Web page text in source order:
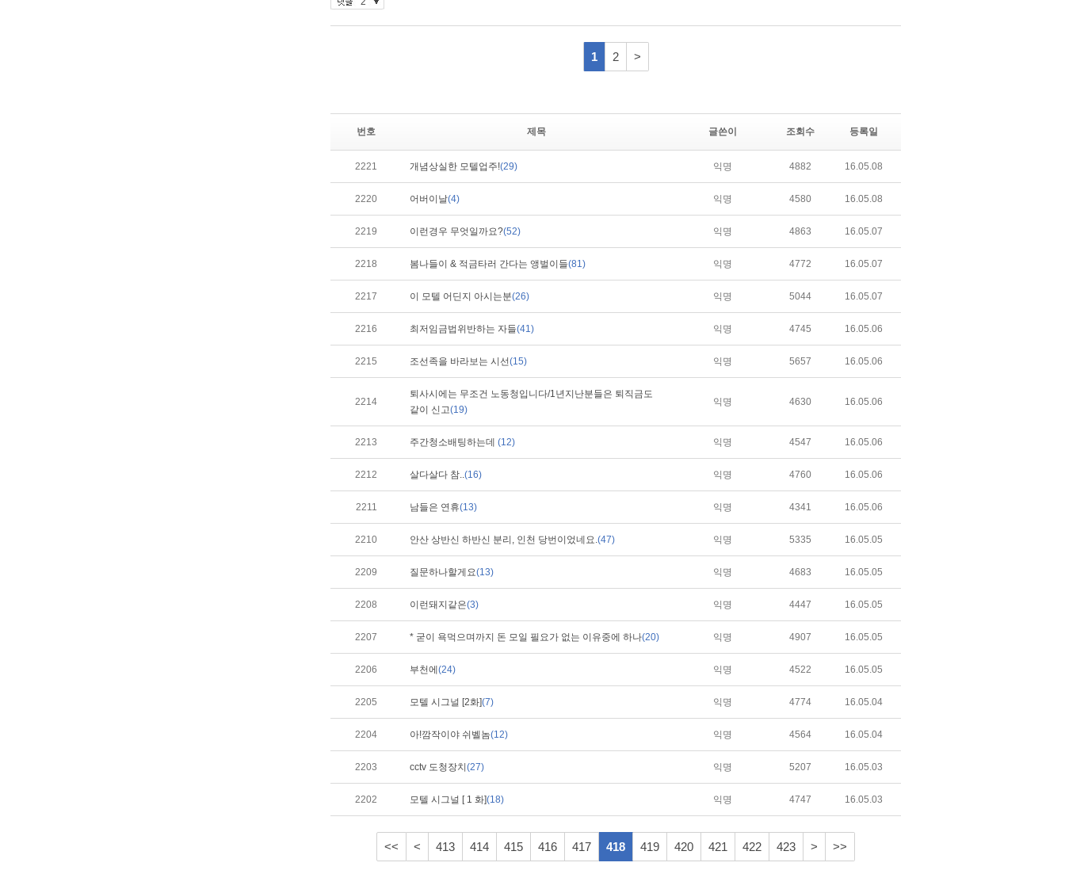
번호 제목 글쓴이 조회수 등록일
2221 개념상실한 모텔업주!(29) 익명 4882 16.05.08
2220 어버이날(4) 익명 4580 16.05.08
2219 이런경우 무엇일까요?(52) 익명 4863 16.05.07
2218 봄나들이 & 적금타러 간다는 앵벌이들(81) 익명 4772 16.05.07
2217 이 모텔 어딘지 아시는분(26) 익명 5044 16.05.07
2216 최저임금법위반하는 자들(41) 익명 4745 16.05.06
2215 조선족을 바라보는 시선(15) 익명 5657 16.05.06
2214
퇴사시에는 무조건 노동청입니다/1년지난분들은 퇴직금도
같이 신고(19)
익명 4630 16.05.06
2213 주간청소배팅하는데 (12) 익명 4547 16.05.06
2212 살다살다 참..(16) 익명 4760 16.05.06
2211 남들은 연휴(13) 익명 4341 16.05.06
2210 안산 상반신 하반신 분리, 인천 당번이었네요.(47) 익명 5335 16.05.05
2209 질문하나할게요(13) 익명 4683 16.05.05
2208 이런돼지같은(3) 익명 4447 16.05.05
2207 * 굳이 욕먹으며까지 돈 모일 필요가 없는 이유중에 하나(20) 익명 4907 16.05.05
2206 부천에 (24) 익명 4522 16.05.05
2205 모텔 시그널 [2화](7) 익명 4774 16.05.04
2204 아!깜작이야 쉬벨놈(12) 익명 4564 16.05.04
2203 cctv 도청장치 (27) 익명 5207 16.05.03
2202 모텔 시그널 [ 1 화](18) 익명 4747 16.05.03
<< < 413 414 415 416 417 418 419 420 421 422 423 > >>